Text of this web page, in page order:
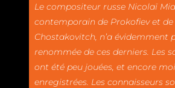
Le compositeur russe Nicolaï
contemporain de Prokofiev et de
Chostakovitch, n’a évidemment
renommée de ces derniers. Les
ont été peu jouées, et encore
enregistrées. Les connaisseurs